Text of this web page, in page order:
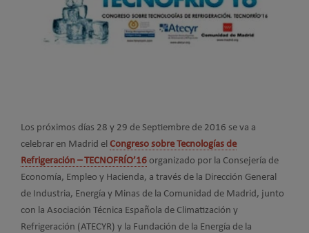
Los próximos días 28 y 29 de Septiembre de 2016 se va a
celebrar en Madrid el Congreso sobre Tecnologías de
Refrigeración – TECNOFRÍO’16 organizado por la Consejería de
Economía, Empleo y Hacienda, a través de la Dirección General
de Industria, Energía y Minas de la Comunidad de Madrid, junto
con la Asociación Técnica Española de Climatización y
Refrigeración (ATECYR) y la Fundación de la Energía de la